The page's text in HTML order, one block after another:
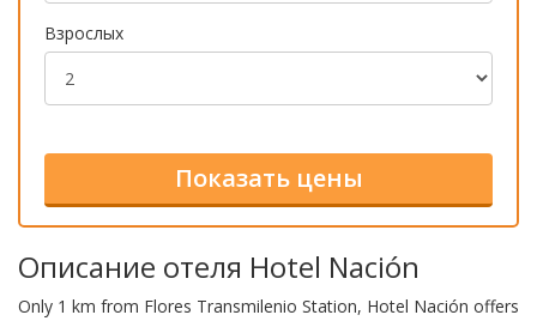
Взрослых
Описание отеля Hotel Nación
Only 1 km from Flores Transmilenio Station, Hotel Nación offers